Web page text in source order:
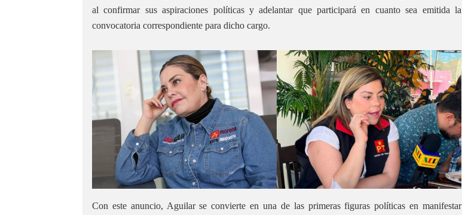
al confirmar sus aspiraciones políticas y adelantar que participará en cuanto sea emitida la
convocatoria correspondiente para dicho cargo.
Con este anuncio, Aguilar se convierte en una de las primeras figuras políticas en manifestar